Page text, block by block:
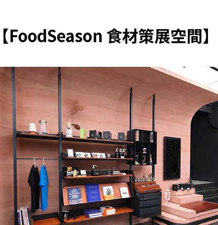
【FoodSeason 食材策展空間】